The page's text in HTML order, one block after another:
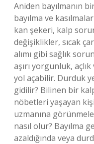
Aniden bayılmanın
bayılma ve
kan şekeri, kalp
değişiklikler, sıcak
alımı gibi sağlık
aşırı yorgunluk,
yol açabilir. Durduk
gidilir? Bilinen bir
nöbetleri yaşayan
uzmanına
nasıl olur? Bayılma
azaldığında veya